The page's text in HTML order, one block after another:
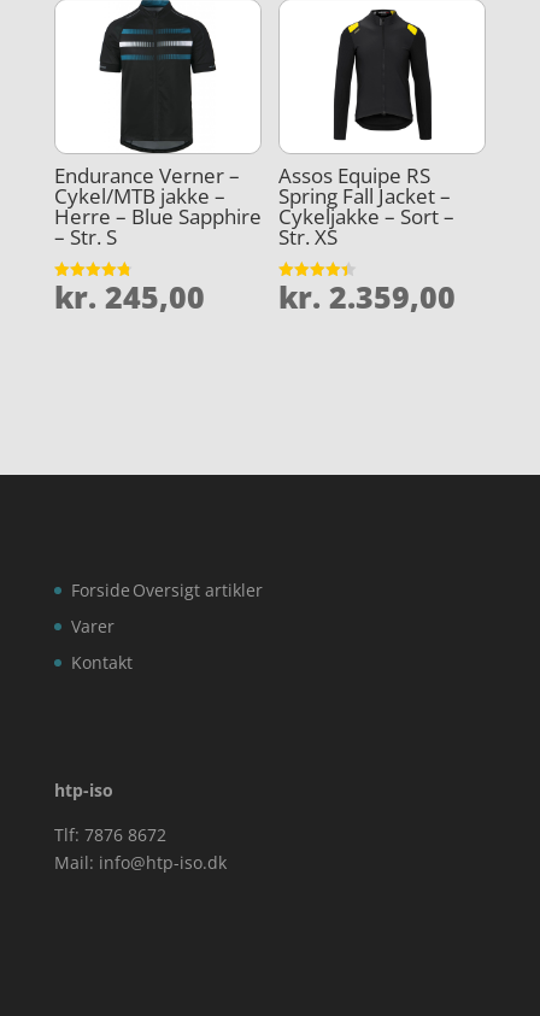
Endurance Verner –
Cykel/MTB jakke –
Herre – Blue Sapphire
– Str. S
Vurderet
4.8
kr. 245,00
Assos Equipe RS
Spring Fall Jacket –
Cykeljakke – Sort –
Str. XS
Vurderet
4.4
kr. 2.359,00
Forside
Varer
Kontakt
Oversigt artikler
htp-iso
Tlf: 7876 8672
Mail: info@htp-iso.dk